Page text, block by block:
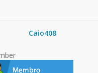
Caio408